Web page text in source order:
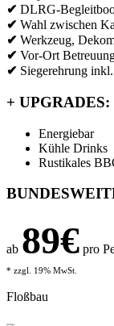
✔ DLRG-
✔ Wahl zwischen
✔ Werkzeug,
✔ Vor-Ort
✔ Siegerehrung
+ UPGRADES:
Energiebar
Kühle Drinks
Rustikales
ab 89€ pro
* zzgl. 19% MwSt.
Floßbau
Anfrage